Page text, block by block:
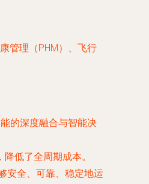
管理（PHM）、飞行
的深度融合与智能决
低了全周期成本。
安全、可靠、稳定地运